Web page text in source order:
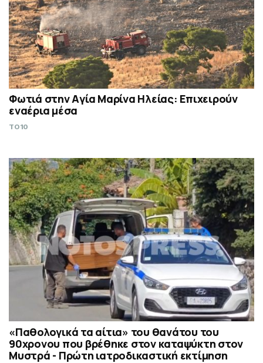
Φωτιά στην Aγία Μαρίνα Ηλείας: Επιχειρούν
εναέρια μέσα
TO10
«Παθολογικά τα αίτια» του θανάτου του
90χρονου που βρέθηκε στον καταψύκτη στον
Μυστρά - Πρώτη ιατροδικαστική εκτίμηση